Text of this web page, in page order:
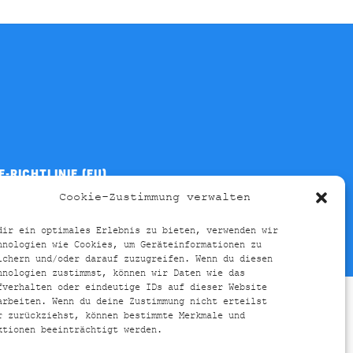
Cookie-Zustimmung verwalten
dir ein optimales Erlebnis zu bieten, verwenden wir
wie Cookies, um Geräteinformationen zu
und/oder darauf zuzugreifen. Wenn du diesen
zustimmst, können wir Daten wie das
oder eindeutige IDs auf dieser Website
Wenn du deine Zustimmung nicht erteilst
zurückziehst, können bestimmte Merkmale und
beeinträchtigt werden.
RICHTLINIE (EU)